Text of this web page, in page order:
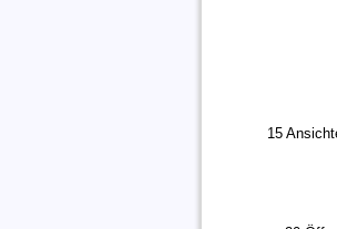
15